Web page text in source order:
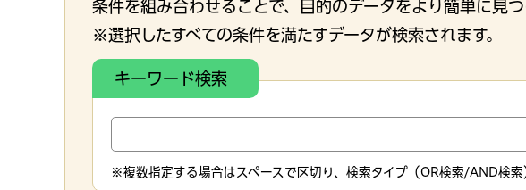
条件を組み合わせることで、目的のデータをより簡単に見つ
※選択したすべての条件を満たすデータが検索されます。
キーワード検索
※複数指定する場合はスペースで区切り、検索タイプ（OR検索/AND検索